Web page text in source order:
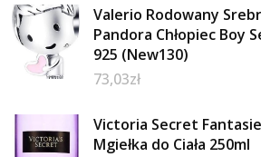
Valerio Rodowany
Pandora Chłopiec Boy
925 (New130)
73,03zł
Victoria Secret
Mgiełka do Ciała 250ml